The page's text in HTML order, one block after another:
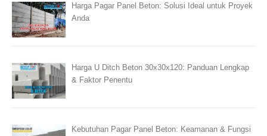
Harga Pagar Panel Beton: Solusi Ideal untuk Proyek
Anda
Harga U Ditch Beton 30x30x120: Panduan Lengkap
& Faktor Penentu
Kebutuhan Pagar Panel Beton: Keamanan & Fungsi